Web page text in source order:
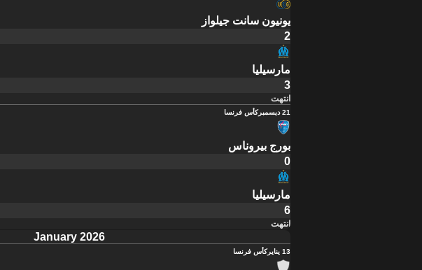
يونيون سانت جيلواز
2
مارسيليا
3
انتهت
21 ديسمبر كأس فرنسا
بورج بيروناس
0
مارسيليا
6
انتهت
January 2026
13 يناير كأس فرنسا